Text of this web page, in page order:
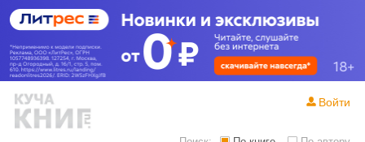
Войти